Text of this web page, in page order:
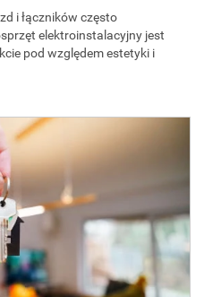
i łączników często
elektroinstalacyjny jest
pod względem estetyki i